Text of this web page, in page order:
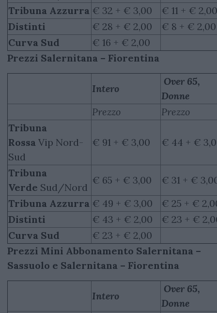
Tribuna Azzurra € 32 + € 3,00
€ 11 + € 2,00
Distinti
€ 28 + € 2,00
€ 8 + € 2,00
Curva Sud
€ 16 + € 2,00
Prezzi Salernitana – Fiorentina
Intero
Over 65,
Donne
Prezzo
Prezzo
Tribuna
Rossa Vip Nord-
Sud
€ 91 + € 3,00 € 44 + €
Tribuna
Verde Sud/Nord
€ 65 + € 3,00
€ 31 + €
Tribuna Azzurra € 49 + € 3,00
€ 25 + €
Distinti
€ 43 + € 2,00
€ 23 + €
Curva Sud
€ 23 + € 2,00
Prezzi Mini Abbonamento Salernitana –
Sassuolo e Salernitana – Fiorentina
Intero
Over 65,
Donne